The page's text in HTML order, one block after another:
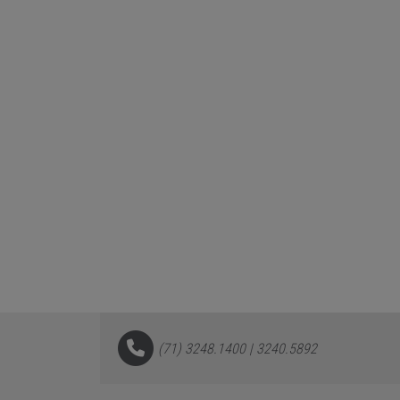
(71) 3248.1400 | 3240.5892